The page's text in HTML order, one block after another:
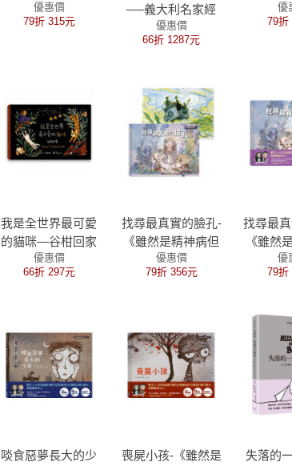
優惠價
79折 315元
──義大利名家經
典詩畫繪本集（附
限量迷你海報六張
優惠價
66折 1287元
優
79折
我是全世界最可愛
的貓咪—谷柑回家
優惠價
66折 297元
找尋最真實的臉孔-
《雖然是精神病但
沒關係》劇中繪本
5(尚泰圖畫本組)
優惠價
79折 356元
找尋最
《雖然
沒關係優
79折
啖食惡夢長大的少
喪屍小孩-《雖然是
失落的